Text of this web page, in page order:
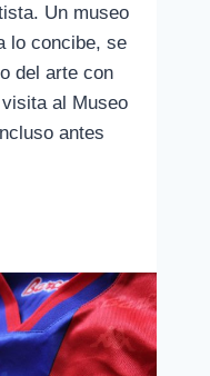
Un museo
lo concibe, se
del arte con
al Museo
antes